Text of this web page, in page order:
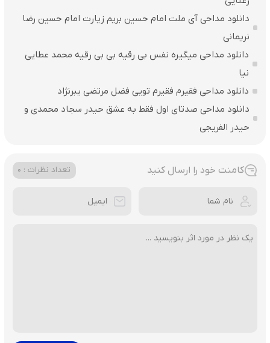
دانلود مداحی آی ملت امام حسین بریم زیارت امام حسین رضا
نریمانی
دانلود مداحی میگیره نفس بی رقیه بی بی رقیه محمد عطایی
نیا
دانلود مداحی فقیرم فقیرم تویی فضل مرتضی یبرنژاد
دانلود مداحی صدتای اول فقط به عشق حیدر سجاد محمدی و
حیدر الفریجی
کامنت خود را ارسال کنید تعداد نظرات : 0